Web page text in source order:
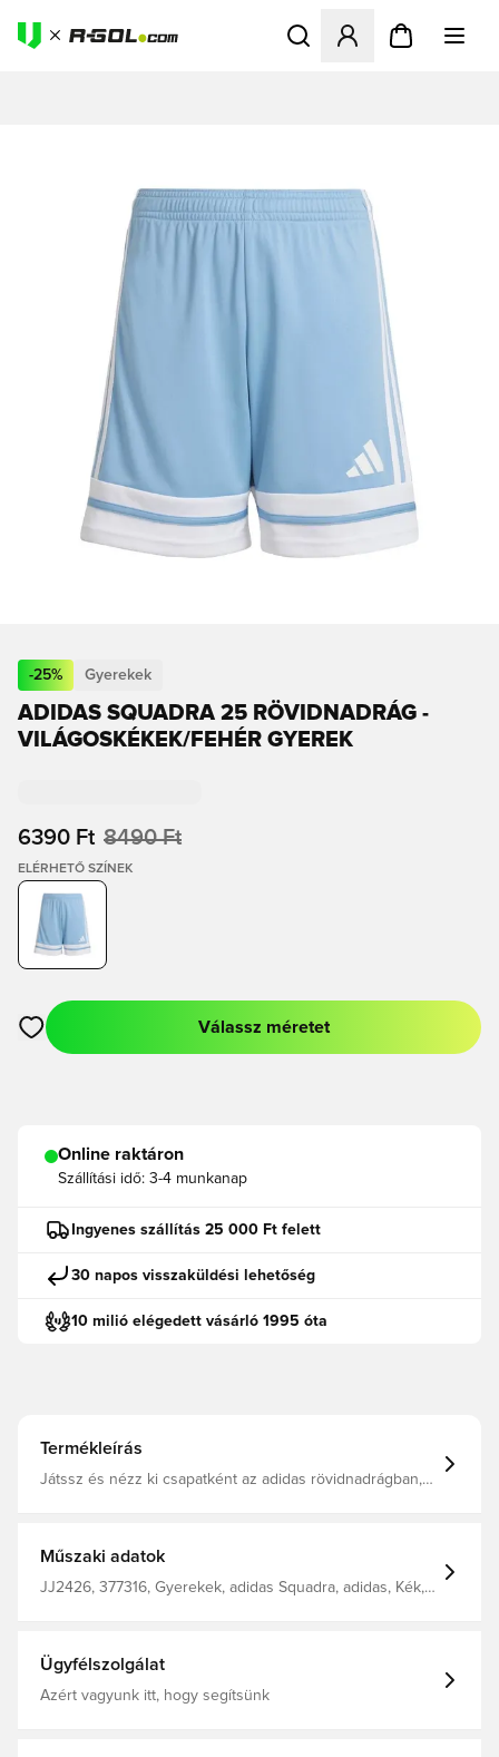
Megnyit egy modált a
-25% Gyerekek
ADIDAS SQUADRA 25 RÖVIDNADRÁG -
VILÁGOSKÉKEK/FEHÉR GYEREK
6390 Ft 8490 Ft
ELÉRHETŐ SZÍNEK
Megnyit egy modált a bejelentkezéshez vagy a tagként való
Válassz méretet
Online raktáron
Szállítási idő: 3-4 munkanap
Ingyenes szállítás 25 000 Ft felett
30 napos visszaküldési lehetőség
10 milió elégedett vásárló 1995 óta
Termékleírás
Játssz és nézz ki csapatként az adidas rövidnadrágban,
újrahasznosított poliészter
Műszaki adatok
JJ2426, 377316, Gyerekek, adidas Squadra, adidas, Kék,
Ügyfélszolgálat
Azért vagyunk itt, hogy segítsünk